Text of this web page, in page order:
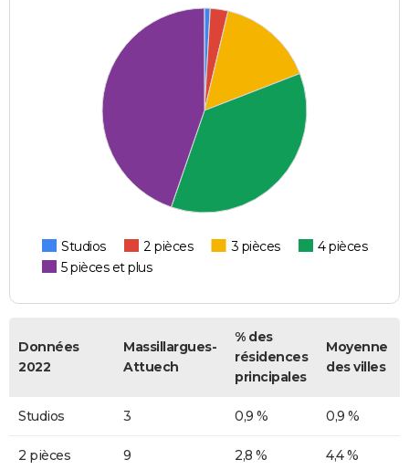
Studios 2 pièces 3 pièces
4 pièces
5 pièces et plus
Données
2022
Massillargues-
Attuech
% des
résidences
principales
Moyenne
des villes
Studios 3 0,9 % 0,9 %
2 pièces 9 2,8 % 4,4 %